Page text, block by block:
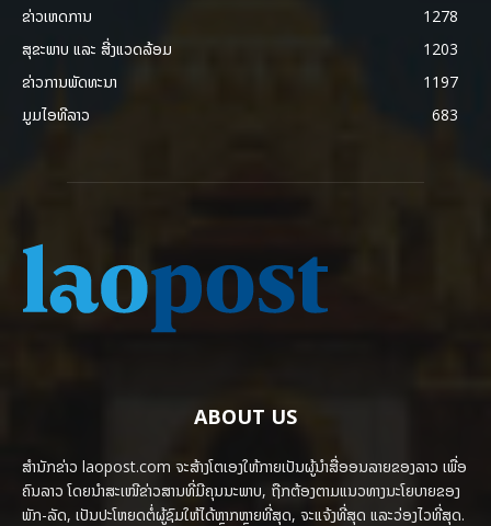
ຂ່າວເຫດການ
1278
ສຸຂະພາບ ແລະ ສີ່ງແວດລ້ອມ
1203
ຂ່າວການພັດທະນາ
1197
ມູມໄອທີລາວ
683
ABOUT US
ສຳນັກຂ່າວ laopost.com ຈະສ້າງໂຕເອງໃຫ້ກາຍເປັນຜູ້ນຳສື່ອອນລາຍຂອງລາວ ເພື່ອ
ຄົນລາວ ໂດຍນຳສະເໜີຂ່າວສານທີ່ມີຄຸນນະພາບ, ຖືກຕ້ອງຕາມແນວທາງນະໂຍບາຍຂອງ
ພັກ-ລັດ, ເປັນປະໂຫຍດຕໍ່ຜູ້ຊົມໃຫ້ໄດ້ຫຼາກຫຼາຍທີ່ສຸດ, ຈະແຈ້ງທີ່ສຸດ ແລະວ່ອງໄວທີ່ສຸດ.